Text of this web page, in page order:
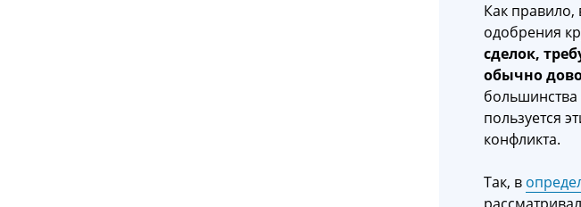
Как правило,
одобрения
сделок,
обычно
большинства
пользуется
конфликта.
Так, в